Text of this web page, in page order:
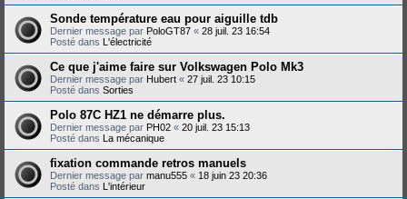
Sonde température eau pour aiguille tdb
Dernier message par PoloGT87 « 28 juil. 23 16:54
Posté dans L'électricité
Ce que j'aime faire sur Volkswagen Polo Mk3
Dernier message par Hubert « 27 juil. 23 10:15
Posté dans Sorties
Polo 87C HZ1 ne démarre plus.
Dernier message par PH02 « 20 juil. 23 15:13
Posté dans La mécanique
fixation commande retros manuels
Dernier message par manu555 « 18 juin 23 20:36
Posté dans L'intérieur